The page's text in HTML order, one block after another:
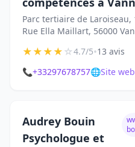
Parc tertiaire de Laroiseau,
Rue Ella Maillart, 56000
★★★★☆4.7/5•13 avis
📞+33297678757🌐Site web
Audrey Bouin
Psychologue et